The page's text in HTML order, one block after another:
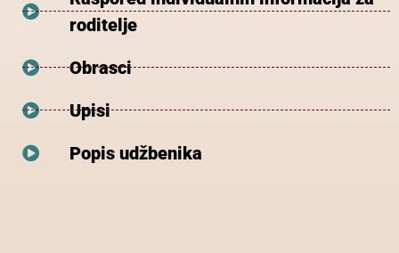
roditelje
Obrasci
Upisi
Popis udžbenika